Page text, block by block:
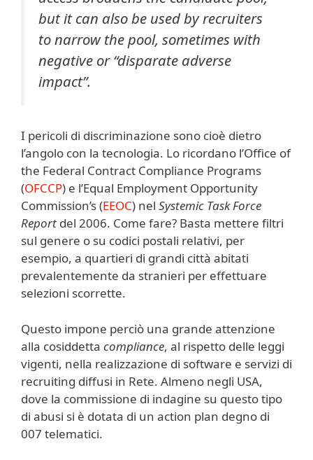
but it can also be used by recruiters
to narrow the pool, sometimes with
negative or “disparate adverse
impact”.
I pericoli di discriminazione sono cioè dietro
l’angolo con la tecnologia. Lo ricordano l’Office of
the Federal Contract Compliance Programs
(OFCCP) e l’Equal Employment Opportunity
Commission’s (EEOC) nel Systemic Task Force
Report del 2006. Come fare? Basta mettere filtri
sul genere o su codici postali relativi, per
esempio, a quartieri di grandi città abitati
prevalentemente da stranieri per effettuare
selezioni scorrette.
Questo impone perciò una grande attenzione
alla cosiddetta compliance, al rispetto delle leggi
vigenti, nella realizzazione di software e servizi di
recruiting diffusi in Rete. Almeno negli USA,
dove la commissione di indagine su questo tipo
di abusi si è dotata di un action plan degno di
007 telematici.